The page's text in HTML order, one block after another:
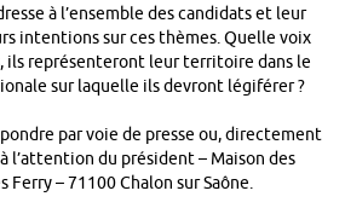
à l’ensemble des candidats et leur
intentions sur ces thèmes. Quelle voix
ils représenteront leur territoire dans le
sur laquelle ils devront légiférer ?
par voie de presse ou, directement
l’attention du président – Maison des
Ferry – 71100 Chalon sur Saône.